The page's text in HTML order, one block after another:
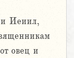
Иеиил,
овец и